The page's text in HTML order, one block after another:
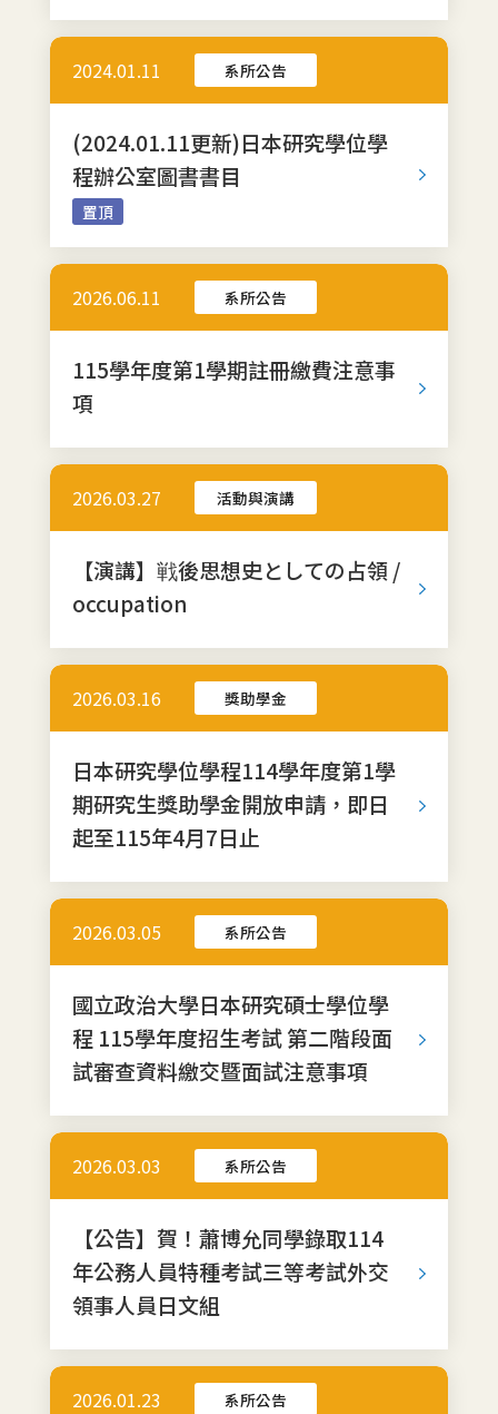
2024.01.11 系所公告
(2024.01.11更新)日本研究學位學
程辦公室圖書書目
置頂
2026.06.11 系所公告
115學年度第1學期註冊繳費注意事
項
2026.03.27 活動與演講
【演講】戦後思想史としての占領 /
occupation
2026.03.16 獎助學金
日本研究學位學程114學年度第1學
期研究生獎助學金開放申請，即日
起至115年4月7日止
2026.03.05 系所公告
國立政治大學日本研究碩士學位學
程 115學年度招生考試 第二階段面
試審查資料繳交暨面試注意事項
2026.03.03 系所公告
【公告】賀！蕭博允同學錄取114
年公務人員特種考試三等考試外交
領事人員日文組
2026.01.23 系所公告